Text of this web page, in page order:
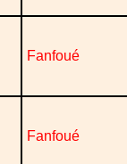
Fanfoué
Fanfoué